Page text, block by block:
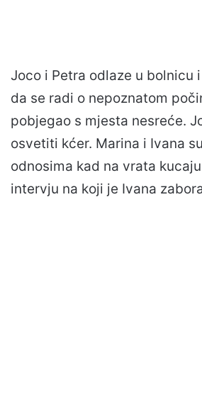
Joco i Petra odlaze u bolnicu
da se radi o nepoznatom
pobjegao s mjesta nesreće.
osvetiti kćer. Marina i Ivana
odnosima kad na vrata
intervju na koji je Ivana